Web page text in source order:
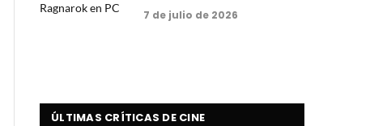
7 de julio de 2026
ÚLTIMAS CRÍTICAS DE CINE